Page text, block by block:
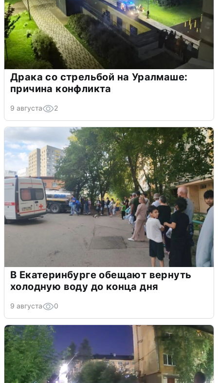
Драка со стрельбой на Уралмаше:
причина конфликта
9 августа 2
В Екатеринбурге обещают вернуть
холодную воду до конца дня
9 августа 0